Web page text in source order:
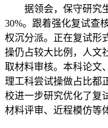
据领会，保守研究生
30%。跟着强化复试查
权沉分派。正在复试形
操仍占较大比例，人文
取材料审核。本科论文
理工科尝试操做占比都
校进一步研究优化了复
材料评审、近程模仿等